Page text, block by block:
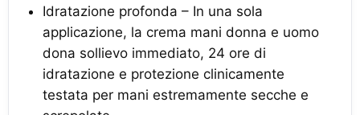
Idratazione profonda – In una sola
applicazione, la crema mani donna e uomo
dona sollievo immediato, 24 ore di
idratazione e protezione clinicamente
testata per mani estremamente secche e